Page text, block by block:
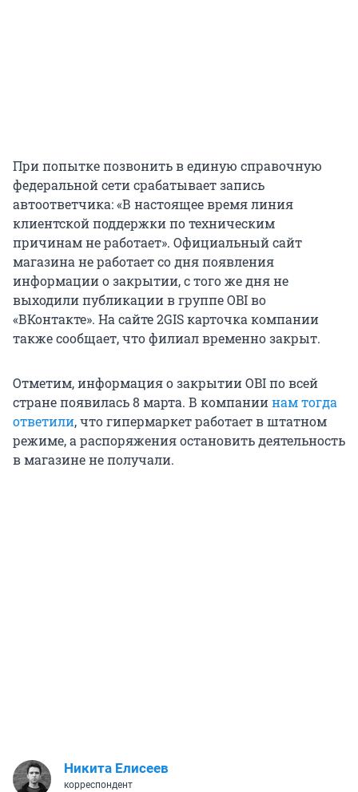
При попытке позвонить в единую справочную
федеральной сети срабатывает запись
автоответчика: «В настоящее время линия
клиентской поддержки по техническим
причинам не работает». Официальный сайт
магазина не работает со дня появления
информации о закрытии, с того же дня не
выходили публикации в группе OBI во
«ВКонтакте». На сайте 2GIS карточка компании
также сообщает, что филиал временно закрыт.
Отметим, информация о закрытии OBI по всей
стране появилась 8 марта. В компаниинам тогда
ответили, что гипермаркет работает в штатном
режиме, а распоряжения остановить деятельность
в магазине не получали.
Никита Елисеев
корреспондент